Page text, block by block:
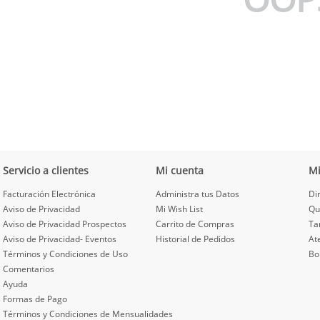
Servicio a clientes
Facturación Electrónica
Aviso de Privacidad
Aviso de Privacidad Prospectos
Aviso de Privacidad- Eventos
Términos y Condiciones de Uso
Comentarios
Ayuda
Formas de Pago
Términos y Condiciones de Mensualidades
Mi cuenta
Administra tus Datos
Mi Wish List
Carrito de Compras
Historial de Pedidos